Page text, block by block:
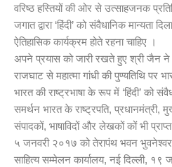
वरिष्ठ हस्तियों की ओर से उत्साहजनक
जगात द्वारा ‘हिंदी’ को संवैधानिक मान्यता
ऐतिहासिक कार्यक्रम होते रहना चाहिए ।
अपने प्रयास को जारी रखते हुए श्री जैन
राजघाट से महात्मा गांधी की पुण्यतिथि पर
भारत की राष्ट्रभाषा के रूप में ‘हिंदी’ को
समर्थन भारत के राष्ट्रपति, प्रधानमंत्री,
संपादकों, भाषाविदों और लेखकों कों भी
५ जनवरी २०१७ को तेरापंथ भवन
साहित्य सम्मेलन कार्यालय, नई दिल्ली, १९